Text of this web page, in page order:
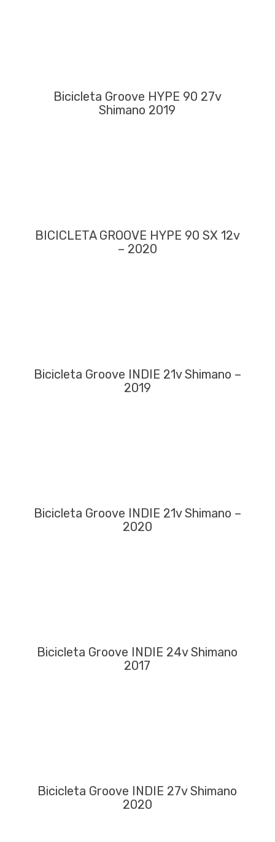
Bicicleta Groove HYPE 90 27v
Shimano 2019
BICICLETA GROOVE HYPE 90 SX 12v
– 2020
Bicicleta Groove INDIE 21v Shimano –
2019
Bicicleta Groove INDIE 21v Shimano –
2020
Bicicleta Groove INDIE 24v Shimano
2017
Bicicleta Groove INDIE 27v Shimano
2020